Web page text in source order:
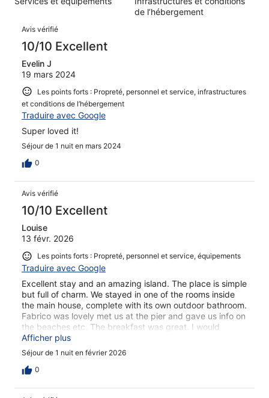
sur 11.
de l’hébergement
Avis
Avis vérifié
10/10 Excellent
Evelin J
19 mars 2024
Les points forts : Propreté, personnel et service, infrastructures
et conditions de l’hébergement
Traduire avec Google
Super loved it!
Séjour de 1 nuit en mars 2024
0
Avis vérifié
10/10 Excellent
Louise
13 févr. 2026
Les points forts : Propreté, personnel et service, équipements
Traduire avec Google
Excellent stay and an amazing island. The place is simple
but full of charm. We stayed in one of the rooms inside
the main house, complete with its own outdoor bathroom.
Fabrico was lovely met us at the pier and gave us info on
the beaches etc. The breakfast was great. I would
definitely recommend spending a night on the island,
once all the day tours leave, it becomes wonderfully calm
and relaxing, with stunning sunsets. This was my favorite
of the two lodges I tried on the island, and I will definitely
Afficher plus
Séjour de 1 nuit en février 2026
0